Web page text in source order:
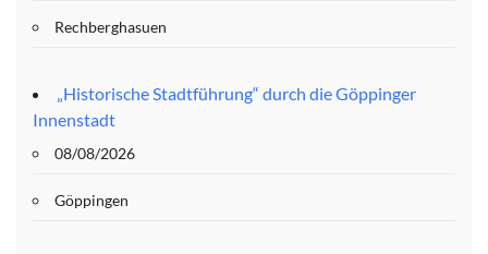
Rechberghasuen
„Historische Stadtführung“ durch die Göppinger
Innenstadt
08/08/2026
Göppingen